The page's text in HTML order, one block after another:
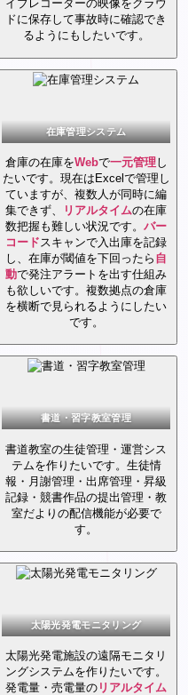
イブレコーダーの映像をクラウ
ドに保存して事故時に確認でき
るようにもしたいです。
在庫管理システム
倉庫の在庫をWebで一元管理し
たいです。現在はExcelで管理し
ていますが、複数人が同時に編
集できず、
リアルタイムの在庫
数把握も難しい状況です。 バー
コードスキャンで入出庫を記録
し、在庫が閾値を下回ったら 自
動で発注アラートを出す仕組み
も欲しいです。複数拠点の倉庫
を横断で見られるようにしたい
です。
書道・習字教室管理
書道教室の生徒管理・運営シス
テムを作りたいです。生徒情
報・月謝管理・出席管理・昇級
記録・競書作品の提出管理・教
室だよりの配信機能が必要で
す。
太陽光発電モニタリング
太陽光発電施設の遠隔モニタリ
ングシステムを作りたいです。
発電量・売電量の リアルタイム